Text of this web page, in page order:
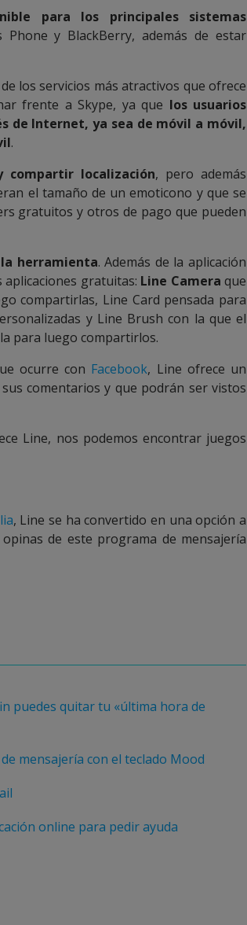
para los principales sistemas
Phone y BlackBerry, además de estar
los servicios más atractivos que ofrece
frente a Skype, ya que los usuarios
de Internet, ya sea de móvil a móvil,
.
localización, pero además
el tamaño de un emoticono y que se
gratuitos y otros de pago que pueden
herramienta. Además de la aplicación
gratuitas: Line Camera que
compartirlas, Line Card pensada para
y Line Brush con la que el
para luego compartirlos.
ocurre con Facebook, Line ofrece un
comentarios y que podrán ser vistos
Line, nos podemos encontrar juegos
, Line se ha convertido en una opción a
de este programa de mensajería
puedes quitar tu «última hora de
mensajería con el teclado Mood
online para pedir ayuda